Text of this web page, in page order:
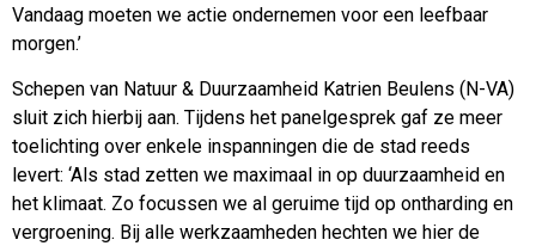
Vandaag moeten we actie ondernemen voor een leefbaar
morgen.’
Schepen van Natuur & Duurzaamheid Katrien Beulens (N-VA)
sluit zich hierbij aan. Tijdens het panelgesprek gaf ze meer
toelichting over enkele inspanningen die de stad reeds
levert: ‘Als stad zetten we maximaal in op duurzaamheid en
het klimaat. Zo focussen we al geruime tijd op ontharding en
vergroening. Bij alle werkzaamheden hechten we hier de